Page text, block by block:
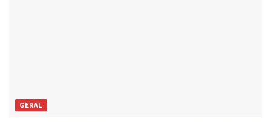
GERAL